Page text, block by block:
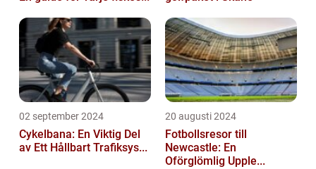
02 september 2024
Cykelbana: En Viktig Del
av Ett Hållbart Trafiksys...
20 augusti 2024
Fotbollsresor till
Newcastle: En
Oförglömlig Upple...